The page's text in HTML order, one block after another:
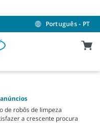
Português - PT
de robôs de limpeza
a crescente procura